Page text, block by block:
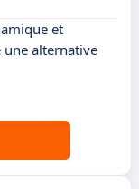
et
une alternative